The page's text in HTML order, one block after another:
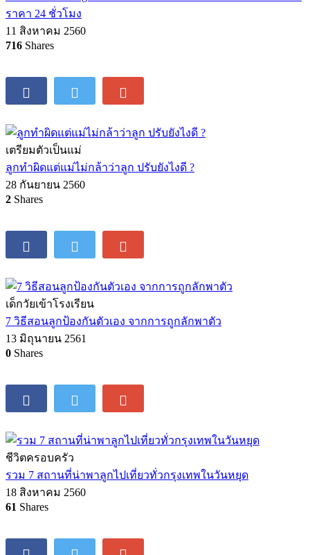
ราคา 24 ชั่วโมง
11 สิงหาคม 2560
716 Shares
เตรียมตัวเป็นแม่
ลูกทำผิดแต่แม่ไม่กล้าว่าลูก ปรับยังไงดี ?
28 กันยายน 2560
2 Shares
เด็กวัยเข้าโรงเรียน
7 วิธีสอนลูกป้องกันตัวเอง จากการถูกลักพาตัว
13 มิถุนายน 2561
0 Shares
ชีวิตครอบครัว
รวม 7 สถานที่น่าพาลูกไปเที่ยวทั่วกรุงเทพในวันหยุด
18 สิงหาคม 2560
61 Shares